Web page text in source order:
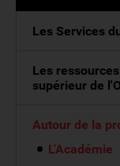
Les Services
Les
supérieur de
Autour de la
L'Académie